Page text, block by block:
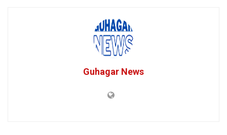
Guhagar News